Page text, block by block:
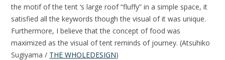
the motif of the tent ‘s large roof “fluffy” in a simple space, it
satisfied all the keywords though the visual of it was unique.
Furthermore, I believe that the concept of food was
maximized as the visual of tent reminds of journey. (Atsuhiko
Sugiyama / THE WHOLEDESIGN)